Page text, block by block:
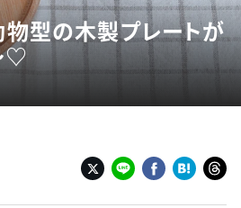
物型の木製プレートが
♡